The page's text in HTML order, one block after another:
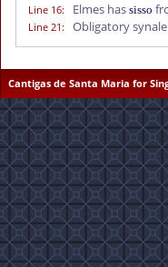
Line 16: Elmes has sisso
Line 21: Obligatory
Cantigas de Santa Maria for